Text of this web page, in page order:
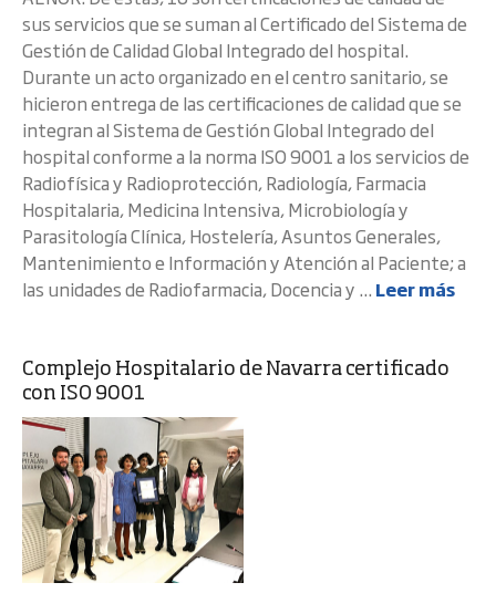
sus servicios que se suman al Certificado del Sistema de
Gestión de Calidad Global Integrado del hospital.
Durante un acto organizado en el centro sanitario, se
hicieron entrega de las certificaciones de calidad que se
integran al Sistema de Gestión Global Integrado del
hospital conforme a la norma ISO 9001 a los servicios de
Radiofísica y Radioprotección, Radiología, Farmacia
Hospitalaria, Medicina Intensiva, Microbiología y
Parasitología Clínica, Hostelería, Asuntos Generales,
Mantenimiento e Información y Atención al Paciente; a
las unidades de Radiofarmacia, Docencia y ... Leer más
Complejo Hospitalario de Navarra certificado
con ISO 9001